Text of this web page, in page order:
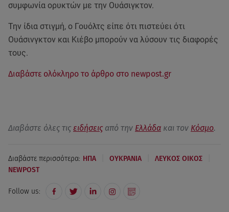
συμφωνία ορυκτών με την Ουάσιγκτον.
Την ίδια στιγμή, ο Γουόλτς είπε ότι πιστεύει ότι
Ουάσινγκτον και Κιέβο μπορούν να λύσουν τις διαφορές
τους.
Διαβάστε ολόκληρο το άρθρο στο newpost.gr
Διαβάστε όλες τις ειδήσεις από την Ελλάδα και τον Κόσμο.
Διαβάστε περισσότερα: ΗΠΑ ΟΥΚΡΑΝΙΑ ΛΕΥΚΟΣ ΟΙΚΟΣ
NEWPOST
Follow us: